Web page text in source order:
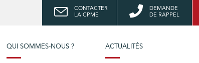
CONTACTER
LA CPME
DEMANDE
DE RAPPEL
QUI SOMMES-NOUS ? ACTUALITÉS